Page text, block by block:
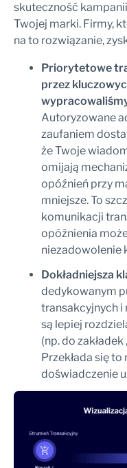
skuteczność
Twojej marki. Firmy,
na to rozwiązanie,
Priorytetowe
przez
Autoryzowane
zaufaniem
że Twoje
omijają
opóźnień przy
mniejsze. To
komunikacji
opóźnienia
niezadowolenie
Dokładniejsza
dedykowanym
transakcyjnych
są lepiej
(np. do
Przekłada się to
doświadczenie